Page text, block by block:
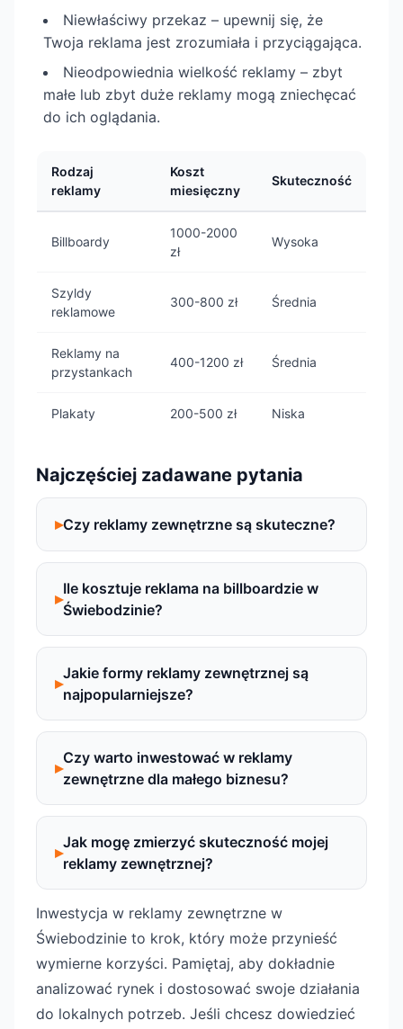
Niewłaściwy przekaz – upewnij się, że
Twoja reklama jest zrozumiała i przyciągająca.
Nieodpowiednia wielkość reklamy – zbyt
małe lub zbyt duże reklamy mogą zniechęcać
do ich oglądania.
Rodzaj
reklamy
Koszt
miesięczny
Skuteczność
Billboardy
1000-2000
zł
Wysoka
Szyldy
reklamowe
300-800 zł Średnia
Reklamy na
przystankach
400-1200 zł Średnia
Plakaty 200-500 zł Niska
Najczęściej zadawane pytania
Czy reklamy zewnętrzne są skuteczne?
Ile kosztuje reklama na billboardzie w
Świebodzinie?
Jakie formy reklamy zewnętrznej są
najpopularniejsze?
Czy warto inwestować w reklamy
zewnętrzne dla małego biznesu?
Jak mogę zmierzyć skuteczność mojej
reklamy zewnętrznej?
Inwestycja w reklamy zewnętrzne w
Świebodzinie to krok, który może przynieść
wymierne korzyści. Pamiętaj, aby dokładnie
analizować rynek i dostosować swoje działania
do lokalnych potrzeb. Jeśli chcesz dowiedzieć